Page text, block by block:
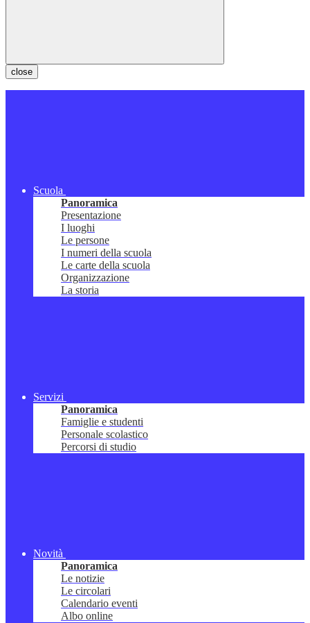
close
Scuola
Panoramica
Presentazione
I luoghi
Le persone
I numeri della scuola
Le carte della scuola
Organizzazione
La storia
Servizi
Panoramica
Famiglie e studenti
Personale scolastico
Percorsi di studio
Novità
Panoramica
Le notizie
Le circolari
Calendario eventi
Albo online